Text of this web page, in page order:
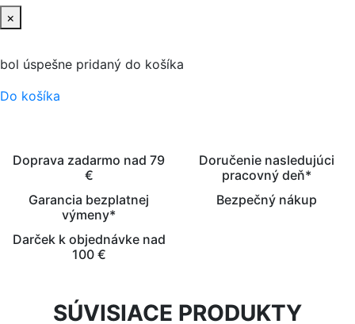
×
bol úspešne pridaný do košíka
Do košíka
Doprava zadarmo nad 79
€
Doručenie nasledujúci
pracovný deň*
Garancia bezplatnej
výmeny*
Bezpečný nákup
Darček k objednávke nad
100 €
SÚVISIACE PRODUKTY